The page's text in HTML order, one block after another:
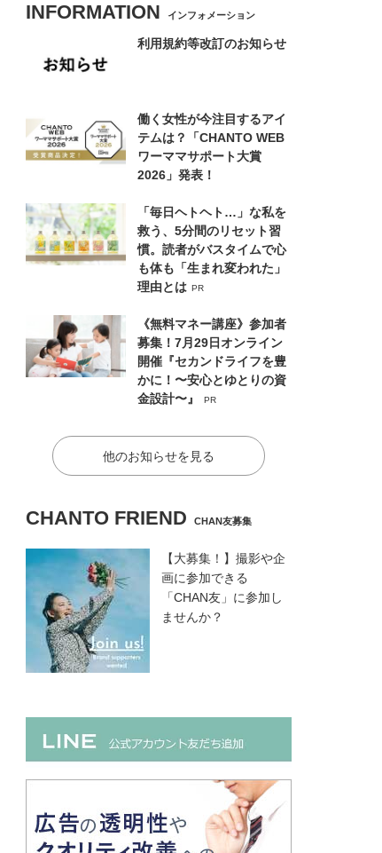
INFORMATION インフォメーション
利用規約等改訂のお知らせ
働く女性が今注目するアイ
テムは？「CHANTO WEB
ワーママサポート大賞
2026」発表！
「毎日ヘトヘト…」な私を
救う、5分間のリセット習
慣。読者がバスタイムで心
も体も「生まれ変われた」
理由とは PR
《無料マネー講座》参加者
募集！7月29日オンライン
開催『セカンドライフを豊
かに！〜安心とゆとりの資
金設計〜』
PR
他のお知らせを見る
CHANTO FRIEND CHAN友募集
【大募集！】撮影や企
画に参加できる
「CHAN友」に参加し
ませんか？